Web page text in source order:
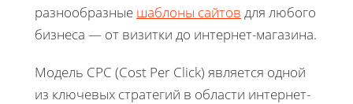
разнообразные шаблоны сайтов для любого
бизнеса — от визитки до интернет-магазина.
Модель CPC (Cost Per Click) является одной
из ключевых стратегий в области интернет-